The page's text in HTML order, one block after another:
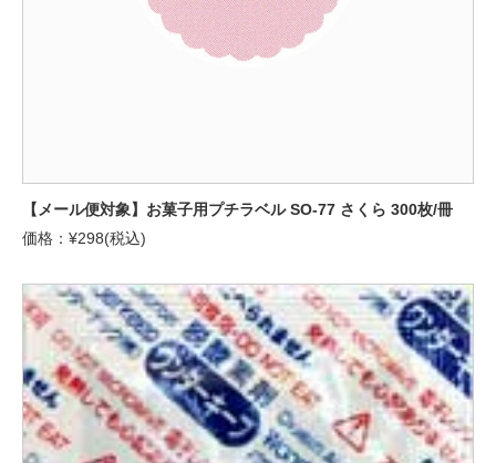
【メール便対象】お菓子用プチラベル SO-77 さくら 300枚/冊
価格：¥298(税込)